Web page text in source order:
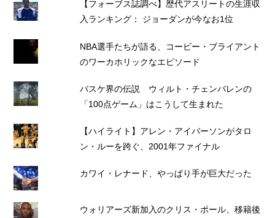
【フォーブス誌調べ】歴代アスリートの生涯収
入ランキング： ジョーダンが今なお1位
NBA選手たちが語る、コービー・ブライアント
のワーカホリックなエピソード
バスケ界の伝説 ウィルト・チェンバレンの
「100点ゲーム」はこうして生まれた
【ハイライト】アレン・アイバーソンがタロ
ン・ルーを跨ぐ、2001年ファイナル
カワイ・レナード、やっぱり手が巨大だった
ウォリアーズ新加入のクリス・ポール、移籍後